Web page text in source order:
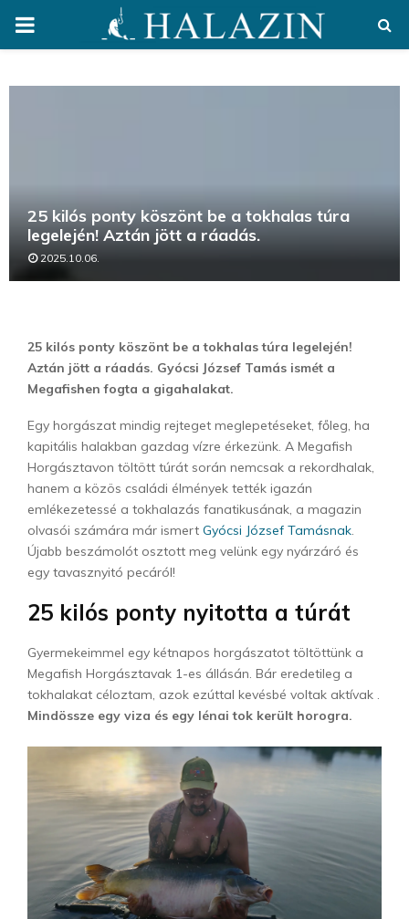
PRIMARY
25 kilós ponty köszönt be a tokhalas túra
legelején! Aztán jött a ráadás.
2025.10.06.
25 kilós ponty köszönt be a tokhalas túra legelején!
Aztán jött a ráadás. Gyócsi József Tamás ismét a
Megafishen fogta a gigahalakat.
Egy horgászat mindig rejteget meglepetéseket, főleg, ha
kapitális halakban gazdag vízre érkezünk. A Megafish
Horgásztavon töltött túrát során nemcsak a rekordhalak,
hanem a közös családi élmények tették igazán
emlékezetessé a tokhalazás fanatikusának, a magazin
olvasói számára már ismert Gyócsi József Tamásnak.
Újabb beszámolót osztott meg velünk egy nyárzáró és
egy tavasznyitó pecáról!
25 kilós ponty nyitotta a túrát
Gyermekeimmel egy kétnapos horgászatot töltöttünk a
Megafish Horgásztavak 1-es állásán. Bár eredetileg a
tokhalakat céloztam, azok ezúttal kevésbé voltak aktívak .
Mindössze egy viza és egy lénai tok került horogra.